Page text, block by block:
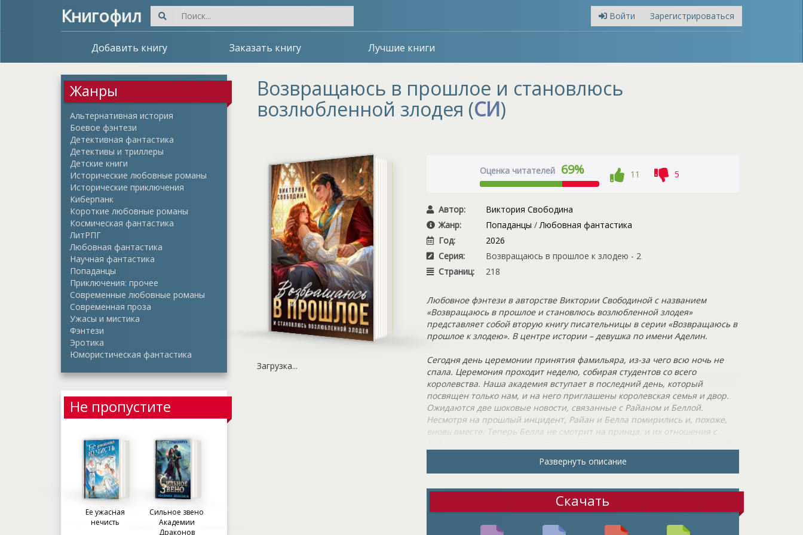
Книгофил Войти Зарегистрироваться
Добавить книгу Заказать книгу Лучшие книги
Жанры
Альтернативная история
Боевое фэнтези
Детективная фантастика
Детективы и триллеры
Детские книги
Исторические любовные романы
Исторические приключения
Киберпанк
Короткие любовные романы
Космическая фантастика
ЛитРПГ
Любовная фантастика
Научная фантастика
Попаданцы
Приключения: прочее
Современные любовные романы
Современная проза
Ужасы и мистика
Фэнтези
Эротика
Юмористическая фантастика
Не пропустите
Ее ужасная
нечисть
Сильное звено
Академии
Драконов
Возвращаюсь в прошлое и становлюсь
возлюбленной злодея (СИ)
Загрузка...
Оценка читателей 69% 11 5
Автор:
Виктория Свободина
Жанр:
Попаданцы /Любовная фантастика
Год:
2026
Серия:
Возвращаюсь в прошлое к злодею - 2
Страниц:
218
Любовное фэнтези в авторстве Виктории Свободиной с названием
«Возвращаюсь в прошлое и становлюсь возлюбленной злодея»
представляет собой вторую книгу писательницы в серии «Возвращаюсь в
прошлое к злодею». В центре истории – девушка по имени Аделин.
Сегодня день церемонии принятия фамильяра, из-за чего всю ночь не
спала. Церемония проходит неделю, собирая студентов со всего
королевства. Наша академия вступает в последний день, который
посвящен только нам, и на него приглашены королевская семья и двор.
Ожидаются две шоковые новости, связанные с Райаном и Беллой.
Несмотря на прошлый инцидент, Райан и Белла помирились и, похоже,
вновь вместе. Теперь Белла не смотрит на принца, и их отношения с
обретают фамильяров. Я также помирилась с Беллой. Она переживала,
легко поддаться соблазну, и что мои чувства к принцу остыли. Белла
признала, что поступила ужасно по отношению к Фарендейлу и он ей
очень нравится. Я думаю, Белла любит Оуэна, но принц — запретный
плод. Над тьмой возвышается купол. Группа Аделин спешит к вратам,
Развернуть описание
Скачать